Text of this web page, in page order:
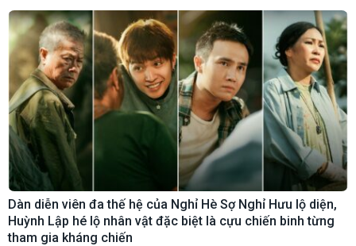
Dàn diễn viên đa thế hệ của Nghỉ Hè Sợ Nghỉ Hưu lộ diện,
Huỳnh Lập hé lộ nhân vật đặc biệt là cựu chiến binh từng
tham gia kháng chiến